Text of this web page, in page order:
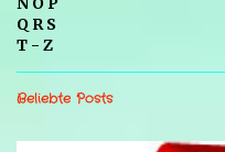
Q R S
T - Z
Beliebte Posts